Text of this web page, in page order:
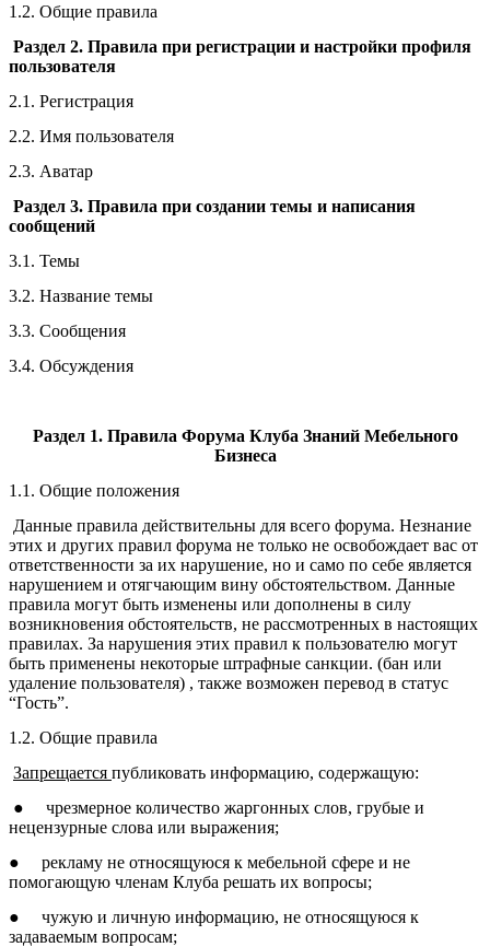
1.2. Общие правила
Раздел 2. Правила при регистрации и настройки профиля
пользователя
2.1. Регистрация
2.2. Имя пользователя
2.3. Аватар
Раздел 3. Правила при создании темы и написания
сообщений
3.1. Темы
3.2. Название темы
3.3. Сообщения
3.4. Обсуждения
Раздел 1. Правила Форума Клуба Знаний Мебельного
Бизнеса
1.1. Общие положения
Данные правила действительны для всего форума. Незнание
этих и других правил форума не только не освобождает вас от
ответственности за их нарушение, но и само по себе является
нарушением и отягчающим вину обстоятельством. Данные
правила могут быть изменены или дополнены в силу
возникновения обстоятельств, не рассмотренных в настоящих
правилах. За нарушения этих правил к пользователю могут
быть применены некоторые штрафные санкции. (бан или
удаление пользователя) , также возможен перевод в статус
“Гость”.
1.2. Общие правила
Запрещается публиковать информацию, содержащую:
●
чрезмерное количество жаргонных слов, грубые и
нецензурные слова или выражения;
●
рекламу не относящуюся к мебельной сфере и не
помогающую членам Клуба решать их вопросы;
●
чужую и личную информацию, не относящуюся к
задаваемым вопросам;